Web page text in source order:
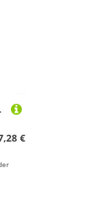
Schwarz (1 x Werkzeug A)
€